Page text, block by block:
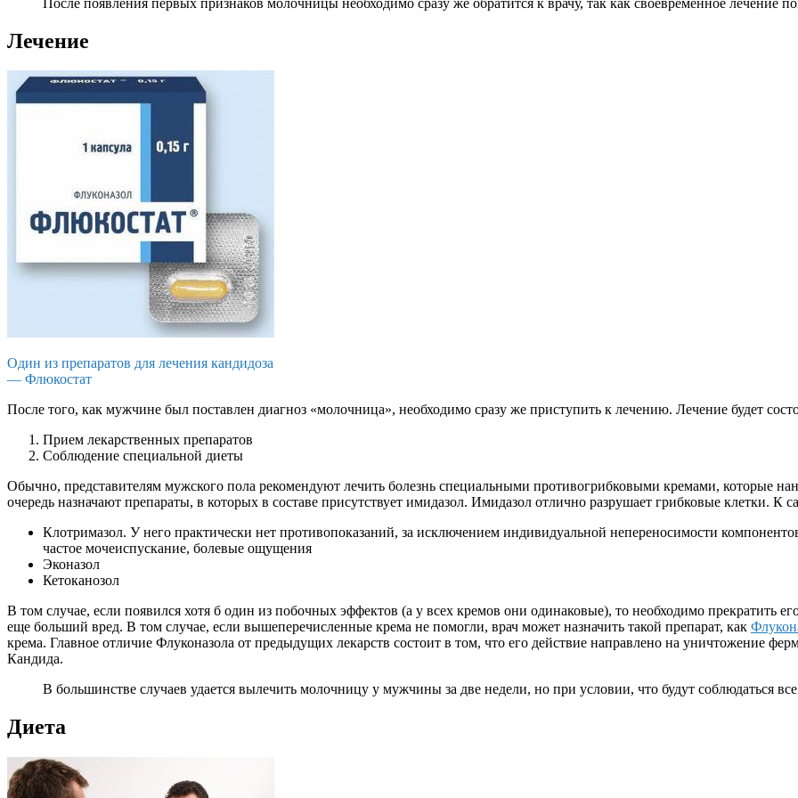
Лечение
Один из препаратов для лечения кандидоза
— Флюкостат
После того, как мужчине был поставлен диагноз «молочница», необходимо сразу же приступить к лечению. Лечение будет
Прием лекарственных препаратов
Соблюдение специальной диеты
Обычно, представителям мужского пола рекомендуют лечить болезнь специальными противогрибковыми кремами, которые
очередь назначают препараты, в которых в составе присутствует имидазол. Имидазол отлично разрушает грибковые клетки.
Клотримазол. У него практически нет противопоказаний, за исключением индивидуальной непереносимости
частое мочеиспускание, болевые ощущения
Эконазол
Кетоканозол
В том случае, если появился хотя б один из побочных эффектов (а у всех кремов они одинаковые), то необходимо прекратить
еще больший вред. В том случае, если вышеперечисленные крема не помогли, врач может назначить такой препарат, как
крема. Главное отличие Флуконазола от предыдущих лекарств состоит в том, что его действие направлено на уничтожение
Кандида.
В большинстве случаев удается вылечить молочницу у мужчины за две недели, но при условии, что будут соблюдаться
Диета